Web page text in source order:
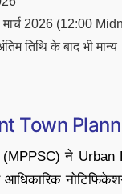
2026 (12:00
तिथि के बाद भी मान्य
Town
(MPPSC) ने